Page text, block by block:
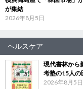
が集結
2026年8月5日
ヘルスケア
現代書林から
考塾の15人の
2026年8月5日